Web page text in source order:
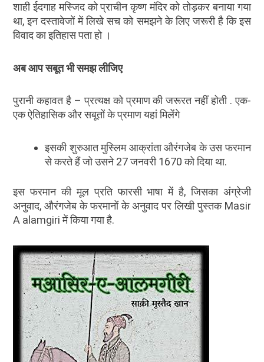
शाही ईदगाह मस्जिद को प्राचीन कृष्ण मंदिर को तोड़कर बनाया गया
था, इन दस्तावेजों में लिखे सच को समझने के लिए जरूरी है कि इस
विवाद का इतिहास पता हो ।
अब आप सबूत भी समझ लीजिए
पुरानी कहावत है – प्रत्यक्ष को प्रमाण की जरूरत नहीं होती . एक-
एक ऐतिहासिक और सबूतों के प्रमाण यहां मिलेंगे
इसकी शुरुआत मुस्लिम आक्रांता औरंगजेब के उस फरमान
से करते हैं जो उसने 27 जनवरी 1670 को दिया था.
इस फरमान की मूल प्रति फारसी भाषा में है, जिसका अंग्रेजी
अनुवाद, औरंगजेब के फरमानों के अनुवाद पर लिखी पुस्तक Masir
A alamgiri में किया गया है.